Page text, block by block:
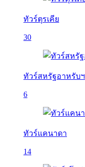
ทัวร์ตุรเคีย
30
ทัวร์สหรัฐอาหรับฯ
6
ทัวร์แคนาดา
14